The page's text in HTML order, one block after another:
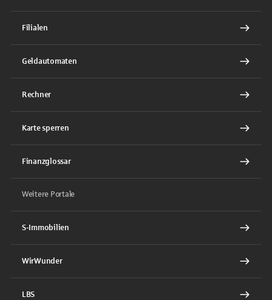
Filialen
Geldautomaten
Rechner
Karte sperren
Finanzglossar
Weitere Portale
S-Immobilien
WirWunder
LBS